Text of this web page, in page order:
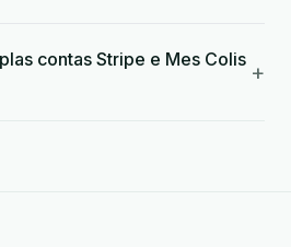
contas Stripe e Mes Colis +